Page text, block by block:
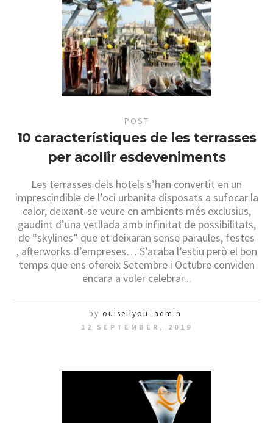
POST
10 característiques de les terrasses
per acollir esdeveniments
Les terrasses dels hotels s’han convertit en un
imprescindible de l’oci urbanita disposats a sufocar la
calor, deixant-se veure en ambients més exclusius,
gaudint d’una vetllada amb infinitat de possibilitats,
de “skylines” que et deixaran sense paraules, festes
, afterworks d’empreses… S’acaba l’estiu però el bon
temps que ens ofereix Setembre i Octubre conviden
encara a voler celebrar...
by ouisellyou_admin
12 SEPTEMBER, 2019